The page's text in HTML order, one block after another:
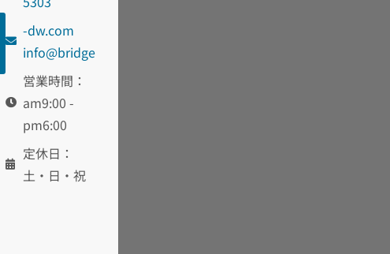
moc.wd-
egdirb
@ofni
営業時間：
am9:00 -
pm6:00
定休日：
土・日・祝